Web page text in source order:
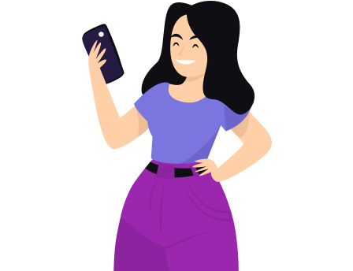
ประเภทรหัส เพิ่มข้อมูล
ปรับการออกแบบ และ
บันทึกรหัสที่สร้างขึ้น
ด้วยวิธีนี้ คุณสามารถ
สร้างรหัส QR ที่หลาก
ดูวิธียอดนิยมในการใช้
รหัส QR แบบโต้ตอบ